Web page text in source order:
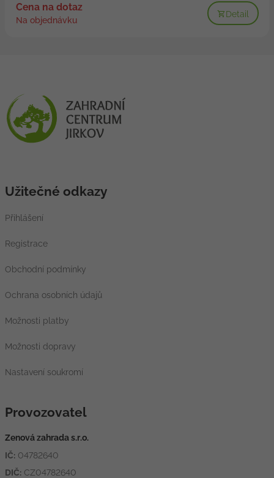
Cena na dotaz
Na objednávku
Detail
Užitečné odkazy
Přihlášení
Registrace
Obchodní podmínky
Ochrana osobních údajů
Možnosti platby
Možnosti dopravy
Nastavení soukromí
Provozovatel
Zenová zahrada s.r.o.
IČ: 04782640
DIČ: CZ04782640